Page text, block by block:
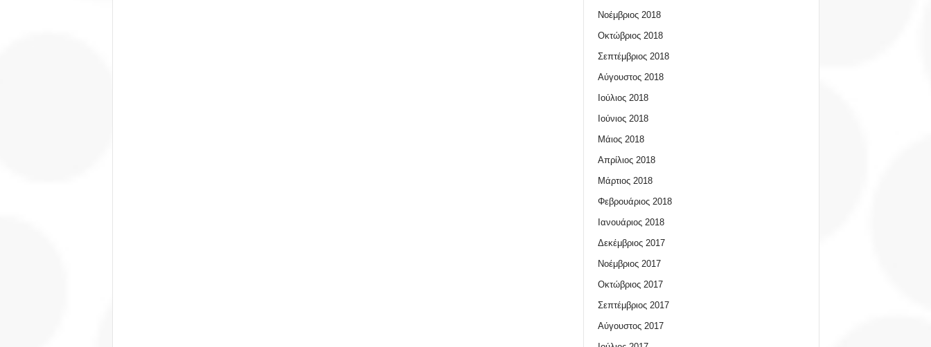
Νοέμβριος 2018
Οκτώβριος 2018
Σεπτέμβριος 2018
Αύγουστος 2018
Ιούλιος 2018
Ιούνιος 2018
Μάιος 2018
Απρίλιος 2018
Μάρτιος 2018
Φεβρουάριος 2018
Ιανουάριος 2018
Δεκέμβριος 2017
Νοέμβριος 2017
Οκτώβριος 2017
Σεπτέμβριος 2017
Αύγουστος 2017